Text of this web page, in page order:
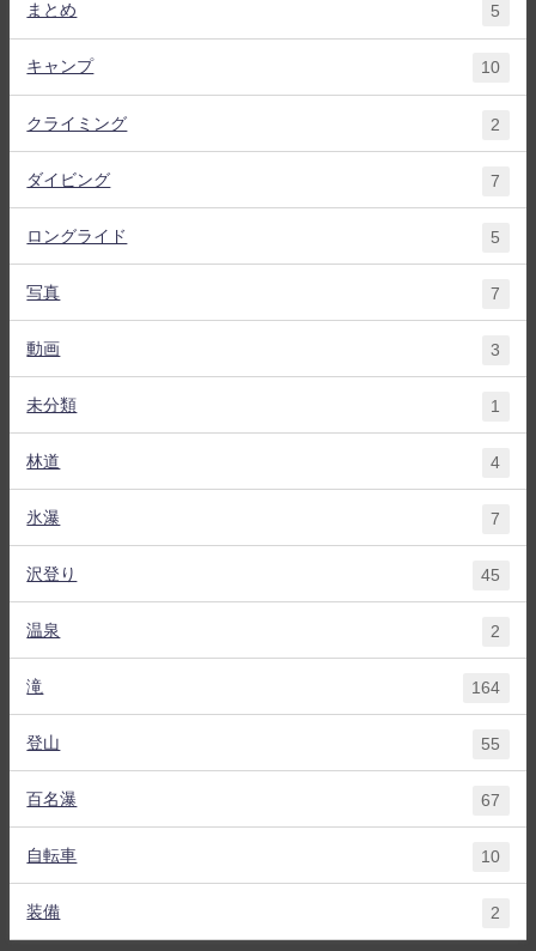
まとめ 5
キャンプ 10
クライミング 2
ダイビング 7
ロングライド 5
写真 7
動画 3
未分類 1
林道 4
氷瀑 7
沢登り 45
温泉 2
滝 164
登山 55
百名瀑 67
自転車 10
装備 2